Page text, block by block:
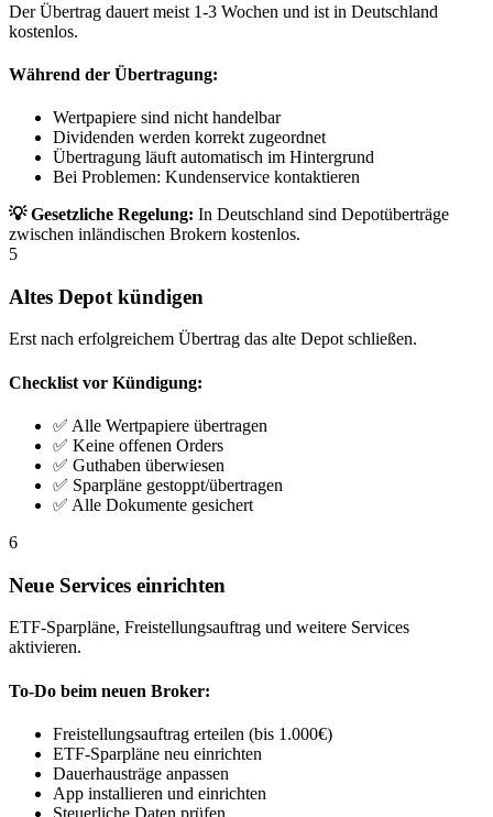
Der Übertrag dauert meist 1-3 Wochen und ist in Deutschland
kostenlos.
Während der Übertragung:
Wertpapiere sind nicht handelbar
Dividenden werden korrekt zugeordnet
Übertragung läuft automatisch im Hintergrund
Bei Problemen: Kundenservice kontaktieren
💡 Gesetzliche Regelung: In Deutschland sind Depotüberträge
zwischen inländischen Brokern kostenlos.
5
Altes Depot kündigen
Erst nach erfolgreichem Übertrag das alte Depot schließen.
Checklist vor Kündigung:
✅ Alle Wertpapiere übertragen
✅ Keine offenen Orders
✅ Guthaben überwiesen
✅ Sparpläne gestoppt/übertragen
✅ Alle Dokumente gesichert
6
Neue Services einrichten
ETF-Sparpläne, Freistellungsauftrag und weitere Services
aktivieren.
To-Do beim neuen Broker:
Freistellungsauftrag erteilen (bis 1.000€)
ETF-Sparpläne neu einrichten
Dauerhausträge anpassen
App installieren und einrichten
Steuerliche Daten prüfen